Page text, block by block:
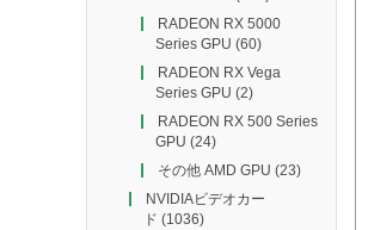
RADEON RX 5000
Series GPU (60)
RADEON RX Vega
Series GPU (2)
RADEON RX 500 Series
GPU (24)
その他 AMD GPU (23)
NVIDIAビデオカー
ド (1036)